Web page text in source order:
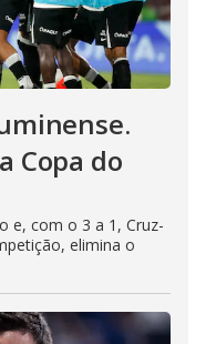
Copa do
e, com o 3 a 1, Cruz-
elimina o